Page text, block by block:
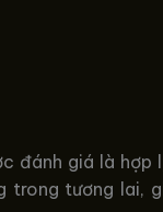
giá là hợp
trong tương